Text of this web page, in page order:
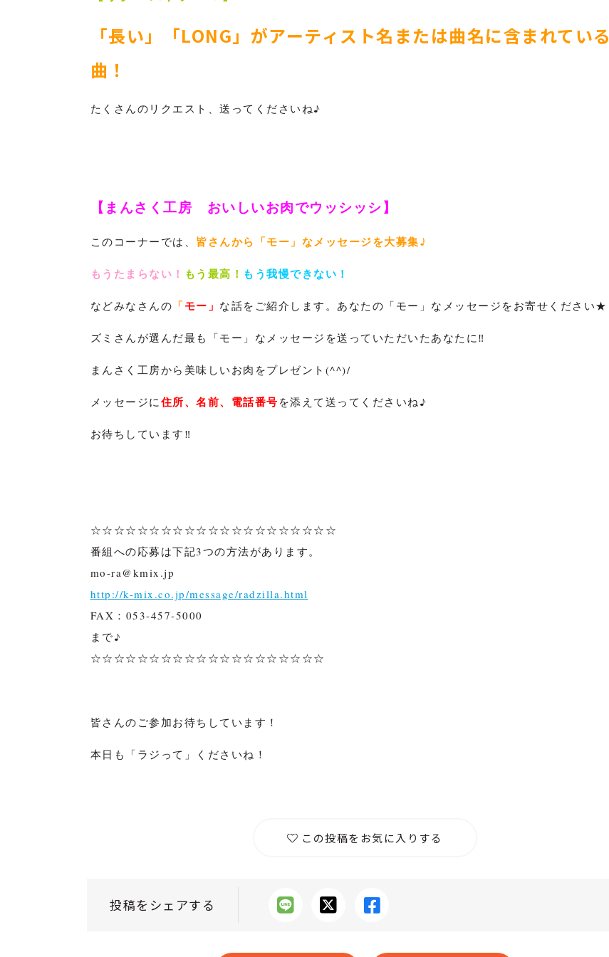
「長い」「LONG」 がアーティスト名または曲名に含まれている
曲！
たくさんのリクエスト、送ってくださいね♪
【まんさく工房 おいしいお肉でウッシッシ】
このコーナーでは、 皆さんから「モー」なメッセージを大募集♪
もうたまらない！ もう最高！ もう我慢できない！
などみなさんの 「モー」 な話をご紹介します。あなたの「モー」なメッセージをお寄せください★
ズミさんが選んだ最も「モー」なメッセージを送っていただいたあなたに‼
まんさく工房から美味しいお肉をプレゼント(^^)/
メッセージに 住所、名前、電話番号 を添えて送ってくださいね♪
お待ちしています‼
☆☆☆☆☆☆☆☆☆☆☆☆☆☆☆☆☆☆☆☆☆
番組への応募は下記3つの方法があります。
mo-ra@kmix.jp
http://k-mix.co.jp/message/radzilla.html
FAX：053-457-5000
まで♪
☆☆☆☆☆☆☆☆☆☆☆☆☆☆☆☆☆☆☆☆
皆さんのご参加お待ちしています！
本日も「ラジって」くださいね！
この投稿をお気に入りする
投稿をシェアする